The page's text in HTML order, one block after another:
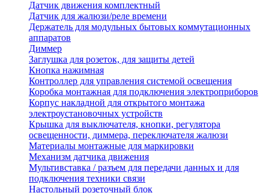
Датчик движения комплектный
Датчик для жалюзи/реле времени
Держатель для модульных бытовых коммутационных
аппаратов
Диммер
Заглушка для розеток, для защиты детей
Кнопка нажимная
Контроллер для управления системой освещения
Коробка монтажная для подключения электроприборов
Корпус накладной для открытого монтажа
электроустановочных устройств
Крышка для выключателя, кнопки, регулятора
освещенности, диммера, переключателя жалюзи
Материалы монтажные для маркировки
Механизм датчика движения
Мультивставка / разъем для передачи данных и для
подключения техники связи
Настольный розеточный блок